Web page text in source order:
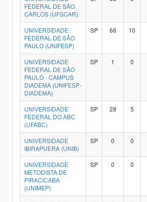
FEDERAL DE SÃO
CARLOS (UFSCAR)
UNIVERSIDADE
FEDERAL DE SÃO
PAULO (UNIFESP)
SP 66 10
UNIVERSIDADE
FEDERAL DE SÃO
PAULO - CAMPUS
DIADEMA (UNIFESP-
DIADEMA)
SP 1 0
UNIVERSIDADE
FEDERAL DO ABC
(UFABC)
SP 28 5
UNIVERSIDADE
IBIRAPUERA (UNIB)
SP 0 0
UNIVERSIDADE
METODISTA DE
PIRACICABA
(UNIMEP)
SP 0 0